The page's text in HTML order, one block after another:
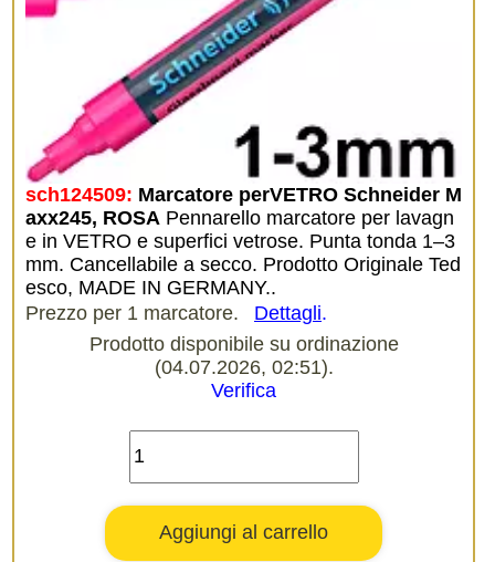
sch124509: Marcatore perVETRO Schneider M
axx245, ROSA Pennarello marcatore per lavagn
e in VETRO e superfici vetrose. Punta tonda 1–3
mm. Cancellabile a secco. Prodotto Originale Ted
esco, MADE IN GERMANY..
Prezzo per 1 marcatore.
Dettagli.
Prodotto disponibile su ordinazione
(04.07.2026, 02:51).
Verifica